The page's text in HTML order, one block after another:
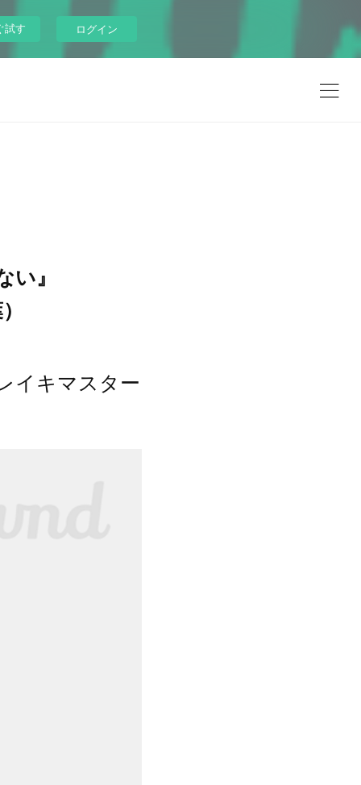
試す ログイン
』
イキマスター